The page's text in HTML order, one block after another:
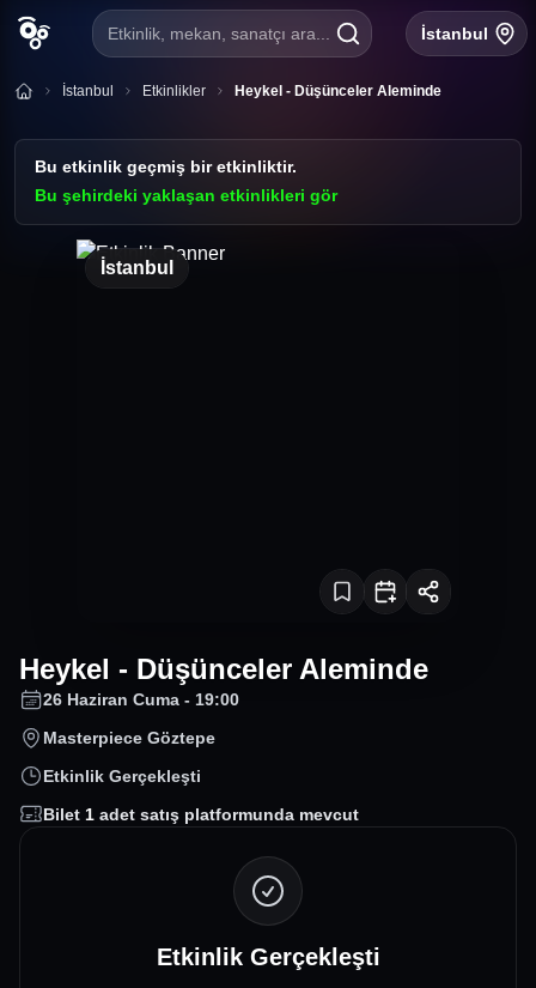
Etkinlik, mekan, sanatçı ara... İstanbul
İstanbul Etkinlikler Heykel - Düşünceler Aleminde
Bu etkinlik geçmiş bir etkinliktir.
Bu şehirdeki yaklaşan etkinlikleri gör
İstanbul
Heykel - Düşünceler Aleminde
26 Haziran Cuma - 19:00
Masterpiece Göztepe
Etkinlik Gerçekleşti
Bilet 1 adet satış platformunda mevcut
Etkinlik Gerçekleşti